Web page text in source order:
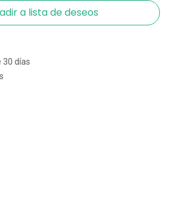
a lista de deseos
30 días